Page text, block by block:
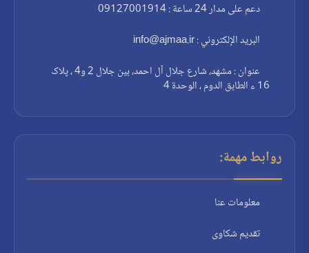
دعم على مدار 24 ساعة : 09127001914
البريد الإلكتروني : info@ajmaa.ir
عنوان : مشهد، شارع جلال آل احمد، بين جلال 2 و4 ، پلاک
16 ء الطابق الدوم ، الوحدة 4
روابط مهمة:
معلومات عنا
تقديم شكاوى